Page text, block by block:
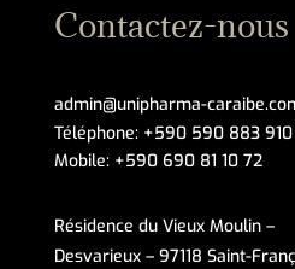
Contactez-nous
admin@unipharma-
Téléphone: +590 590 883 910
Mobile: +590 690 81 10 72
Résidence du Vieux Moulin –
Desvarieux – 97118 Saint-